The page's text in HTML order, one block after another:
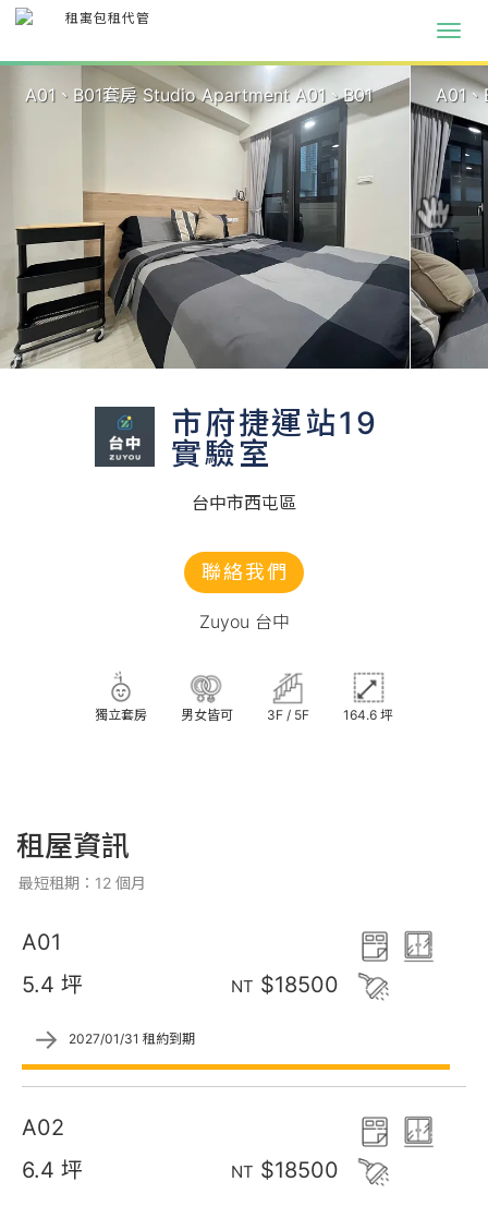
A01、B01套房 Studio Apartment A01、B01 A01
市府捷運站19
實驗室
台中市西屯區
聯絡我們
Zuyou 台中
獨立套房 男女皆可 3F / 5F 164.6 坪
租屋資訊
最短租期：12 個月
A01
5.4 坪
NT $18500
→ 2027/01/31 租約到期
A02
6.4 坪
NT $18500